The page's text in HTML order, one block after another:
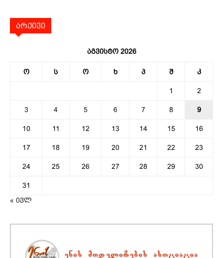
არქივი
აგვისტო 2026
ო ს ო ხ პ შ კ
1 2
3 4 5 6 7 8 9
10 11 12 13 14 15 16
17 18 19 20 21 22 23
24 25 26 27 28 29 30
31
« ივლ